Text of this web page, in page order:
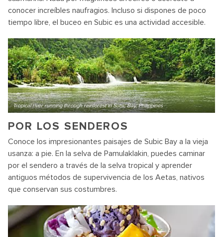
conocer increíbles naufragios. Incluso si dispones de poco
tiempo libre, el buceo en Subic es una actividad accesible.
Tropical river running through rainforest in Subic Bay, Philippines
POR LOS SENDEROS
Conoce los impresionantes paisajes de Subic Bay a la vieja
usanza: a pie. En la selva de Pamulaklakin, puedes caminar
por el sendero a través de la selva tropical y aprender
antiguos métodos de supervivencia de los Aetas, nativos
que conservan sus costumbres.